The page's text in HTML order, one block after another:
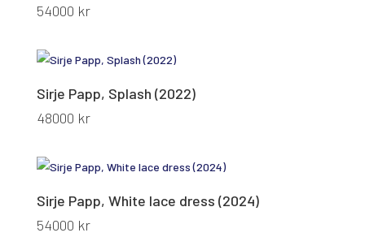
54000 kr
Sirje Papp, Splash (2022)
48000 kr
Sirje Papp, White lace dress (2024)
54000 kr